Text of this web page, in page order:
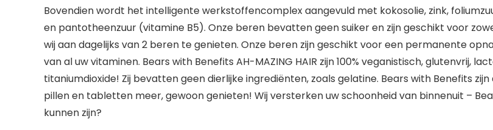
Bovendien wordt het intelligente werkstoffencomplex aangevuld met kokosolie, zink,
en pantotheenzuur (vitamine B5). Onze beren bevatten geen suiker en zijn geschikt voor
wij aan dagelijks van 2 beren te genieten. Onze beren zijn geschikt voor een permanente
van al uw vitaminen. Bears with Benefits AH-MAZING HAIR zijn 100% veganistisch, glutenvrij,
titaniumdioxide! Zij bevatten geen dierlijke ingrediënten, zoals gelatine. Bears with Benefits
pillen en tabletten meer, gewoon genieten! Wij versterken uw schoonheid van binnenuit –
kunnen zijn?